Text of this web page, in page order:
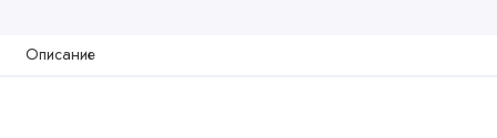
Описание